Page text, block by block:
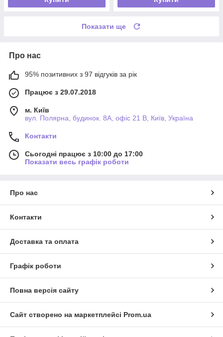
Показати ще
Про нас
95% позитивних з 97 відгуків за рік
Працює з 29.07.2018
м. Київ
вул. Полярна, будинок. 8А, офіс 21 В, Київ, Україна
Контакти
Сьогодні працює з 10:00 до 17:00
Показати весь графік роботи
Про нас
Контакти
Доставка та оплата
Графік роботи
Повна версія сайту
Сайт створено на маркетплейсі Prom.ua